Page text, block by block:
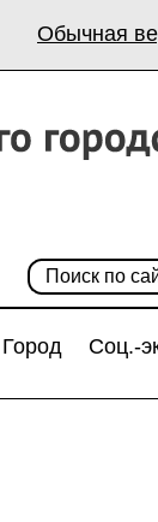
Обычная
Город Соц.-